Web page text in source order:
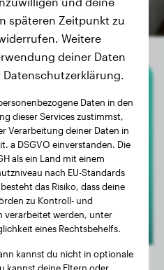
späteren Zeitpunkt zu
Weitere
deiner Daten
Daten in den
dieser Services zustimmst,
Verarbeitung deiner Daten in
a DSGVO einverstanden. Die
als ein Land mit einem
nach EU-Standards
das Risiko, dass deine
zu Kontroll- und
verarbeitet werden, unter
eines Rechtsbehelfs.
kannst du nicht in optionale
kannst deine Eltern oder